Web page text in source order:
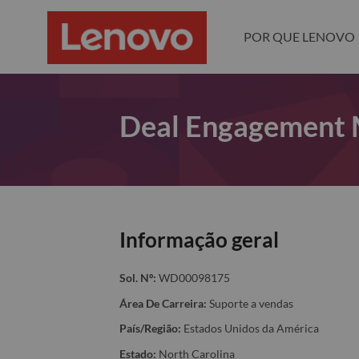
POR QUE LENOVO
Deal Engagement
Informação geral
Sol. Nº: WD00098175
Área De Carreira: Suporte a vendas
País/Região: Estados Unidos da América
Estado: North Carolina